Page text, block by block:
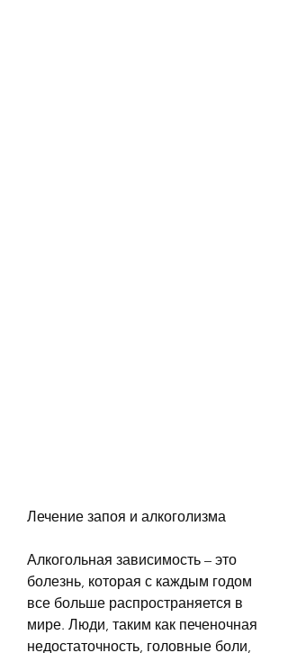
Лечение запоя и алкоголизма
Алкогольная зависимость – это
болезнь, которая с каждым годом
все больше распространяется в
мире. Люди, таким как печеночная
недостаточность, головные боли,